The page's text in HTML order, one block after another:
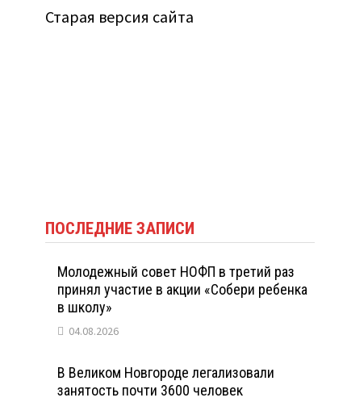
Старая версия сайта
ПОСЛЕДНИЕ ЗАПИСИ
Молодежный совет НОФП в третий раз
принял участие в акции «Собери ребенка
в школу»
04.08.2026
В Великом Новгороде легализовали
занятость почти 3600 человек